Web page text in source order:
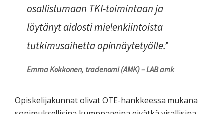
osallistumaan TKI-toimintaan ja
löytänyt aidosti mielenkiintoista
tutkimusaihetta opinnäytetyölle.”
Emma Kokkonen, tradenomi (AMK) – LAB amk
Opiskelijakunnat olivat OTE-hankkeessa mukana